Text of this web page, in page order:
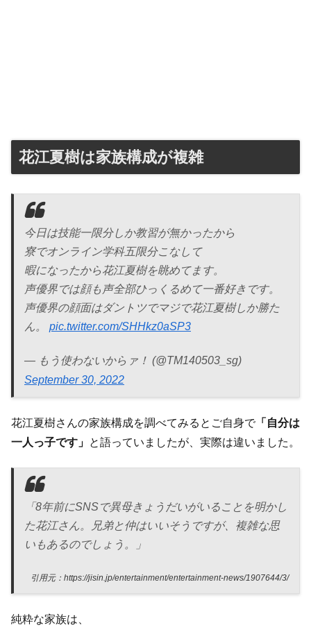
花江夏樹は家族構成が複雑
今日は技能一限分しか教習が無かったから
寮でオンライン学科五限分こなして
暇になったから花江夏樹を眺めてます。
声優界では顔も声全部ひっくるめて一番好きです。
声優界の顔面はダントツでマジで花江夏樹しか勝た
ん。 pic.twitter.com/SHHkz0aSP3
— もう使わないからァ！ (@TM140503_sg)
September 30, 2022
花江夏樹さんの家族構成を調べてみるとご自身で「自分は
一人っ子です」 と語っていましたが、実際は違いました。
「8年前にSNSで異母きょうだいがいることを明かし
た花江さん。兄弟と仲はいいそうですが、複雑な思
いもあるのでしょう。」
引用元：https://jisin.jp/entertainment/entertainment-news/1907644/3/
純粋な家族は、